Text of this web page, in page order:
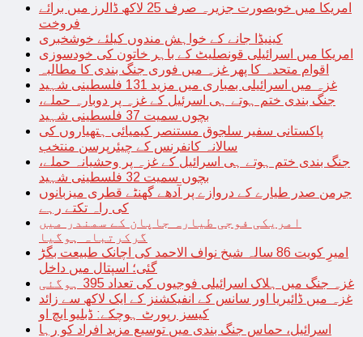
امریکا میں خوبصورت جزیرہ صرف 25 لاکھ ڈالرز میں برائے
فروخت
کینیڈا جانے کے خواہش مندوں کیلئے خوشخبری
امریکا میں اسرائیلی قونصلیٹ کے باہر خاتون کی خودسوزی
اقوام متحدہ کا پھر غزہ میں فوری جنگ بندی کا مطالبہ
غزہ میں اسرائیلی بمباری میں مزید 131 فلسطینی شہید
جنگ بندی ختم ہوتے ہی اسرئیل کے غزہ پر دوبارہ حملے،
بچوں سمیت 37 فلسطینی شہید
پاکستانی سفیر سلجوق مستنصر کیمیائی ہتھیاروں کی
سالانہ کانفرنس کے چیئرپرسن منتخب
جنگ بندی ختم ہوتے ہی اسرائیل کے غزہ پر وحشیانہ حملے،
بچوں سمیت 32 فلسطینی شہید
جرمن صدر طیارے کے دروازے پر آدھے گھنٹے قطری میزبانوں
کی راہ تکتے رہے
امریکی فوجی طیارہ جاپان کے سمندر میں
گرکرتباہ ہوگیا
امیرِ کویت 86 سالہ شیخ نواف الاحمد کی اچانک طبیعت بگڑ
گئی؛ اسپتال میں داخل
غزہ جنگ میں ہلاک اسرائیلی فوجیوں کی تعداد 395 ہوگئی
غزہ میں ڈائیریا اور سانس کے انفیکشنز کے ایک لاکھ سے زائد
کیسز رپورٹ ہوچکے: ڈبلیو ایچ او
اسرائیل، حماس جنگ بندی میں توسیع مزید افراد کو رہا